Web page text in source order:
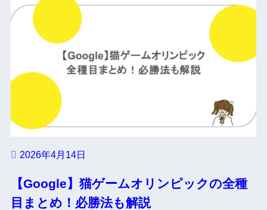
2026年4月14日
【Google】猫ゲームオリンピックの全種
目まとめ！必勝法も解説